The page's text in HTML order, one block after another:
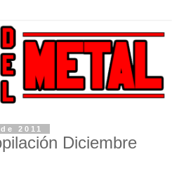
2011
Diciembre